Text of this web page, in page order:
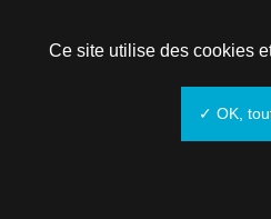
Ce site utilise des cookies
✓ OK,